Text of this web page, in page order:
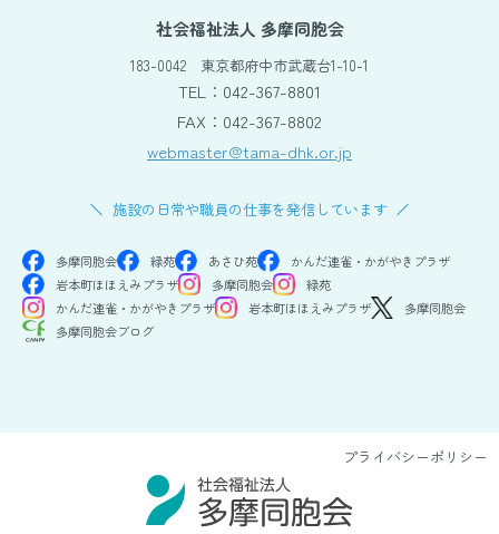
社会福祉法人 多摩同胞会
183-0042 東京都府中市武蔵台1-10-1
TEL：042-367-8801
FAX：042-367-8802
webmaster@tama-dhk.or.jp
施設の日常や職員の仕事を発信しています
多摩同胞会 緑苑 あさひ苑
かんだ連雀・かがやきプラザ
岩本町ほほえみプラザ
多摩同胞会
緑苑
かんだ連雀・かがやきプラザ
岩本町ほほえみプラザ
多摩同胞会
多摩同胞会ブログ
プライバシーポリシー